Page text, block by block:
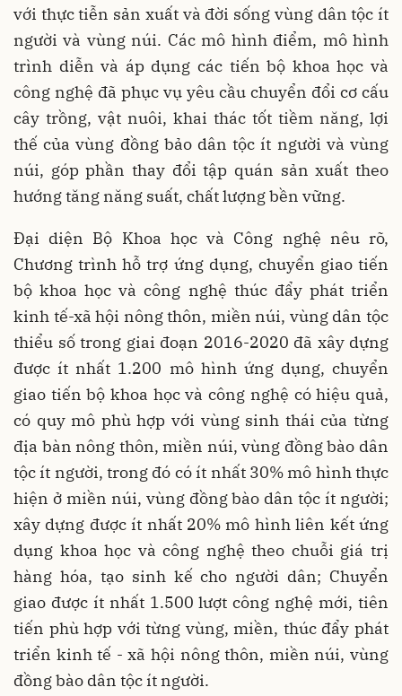
với thực tiễn sản xuất và đời sống vùng dân tộc ít
người và vùng núi. Các mô hình điểm, mô hình
trình diễn và áp dụng các tiến bộ khoa học và
công nghệ đã phục vụ yêu cầu chuyển đổi cơ cấu
cây trồng, vật nuôi, khai thác tốt tiềm năng, lợi
thế của vùng đồng bảo dân tộc ít người và vùng
núi, góp phần thay đổi tập quán sản xuất theo
hướng tăng năng suất, chất lượng bền vững.
Đại diện Bộ Khoa học và Công nghệ nêu rõ,
Chương trình hỗ trợ ứng dụng, chuyển giao tiến
bộ khoa học và công nghệ thúc đẩy phát triển
kinh tế-xã hội nông thôn, miền núi, vùng dân tộc
thiểu số trong giai đoạn 2016-2020 đã xây dựng
được ít nhất 1.200 mô hình ứng dụng, chuyển
giao tiến bộ khoa học và công nghệ có hiệu quả,
có quy mô phù hợp với vùng sinh thái của từng
địa bàn nông thôn, miền núi, vùng đồng bào dân
tộc ít người, trong đó có ít nhất 30% mô hình thực
hiện ở miền núi, vùng đồng bào dân tộc ít người;
xây dựng được ít nhất 20% mô hình liên kết ứng
dụng khoa học và công nghệ theo chuỗi giá trị
hàng hóa, tạo sinh kế cho người dân; Chuyển
giao được ít nhất 1.500 lượt công nghệ mới, tiên
tiến phù hợp với từng vùng, miền, thúc đẩy phát
triển kinh tế - xã hội nông thôn, miền núi, vùng
đồng bào dân tộc ít người.